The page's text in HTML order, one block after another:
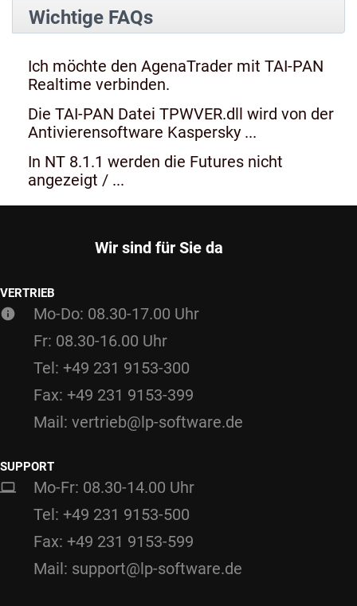
Wichtige FAQs
Ich möchte den AgenaTrader mit TAI-PAN
Realtime verbinden.
Die TAI-PAN Datei TPWVER.dll wird von der
Antivierensoftware Kaspersky ...
In NT 8.1.1 werden die Futures nicht
angezeigt / ...
Wir sind für Sie da
VERTRIEB
Mo-Do: 08.30-17.00 Uhr
Fr: 08.30-16.00 Uhr
Tel: +49 231 9153-300
Fax: +49 231 9153-399
Mail: vertrieb@lp-software.de
SUPPORT
Mo-Fr: 08.30-14.00 Uhr
Tel: +49 231 9153-500
Fax: +49 231 9153-599
Mail: support@lp-software.de